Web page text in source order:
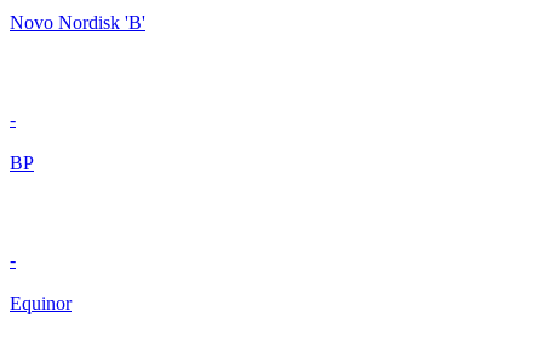
Novo Nordisk 'B'
-
BP
-
Equinor